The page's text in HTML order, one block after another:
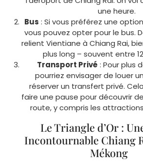
une heure.
Bus : Si vous préférez une
vous pouvez opter pour le bus.
relient Vientiane à Chiang Rai,
plus long – souvent entre
Transport Privé : Pour plus
pourriez envisager de louer
réserver un transfert privé.
faire une pause pour découvrir
route, y compris les attractions
Le Triangle d’Or :
Incontournable Chiang
Mékong